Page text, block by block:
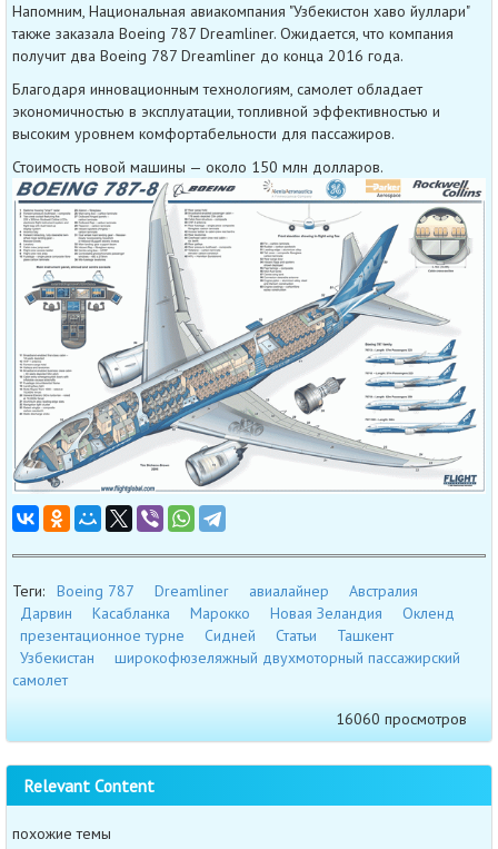
Напомним, Национальная авиакомпания "Узбекистон хаво йуллари"
также заказала Boeing 787 Dreamliner. Ожидается, что компания
получит два Boeing 787 Dreamliner до конца 2016 года.
Благодаря инновационным технологиям, самолет обладает
экономичностью в эксплуатации, топливной эффективностью и
высоким уровнем комфортабельности для пассажиров.
Стоимость новой машины — около 150 млн долларов.
Теги: Boeing 787 Dreamliner авиалайнер
Австралия
Дарвин
Касабланка Марокко Новая Зеландия
Окленд
презентационное турне
Сидней Статьи
Ташкент
Узбекистан
широкофюзеляжный двухмоторный пассажирский
самолет
16060 просмотров
Relevant Content
похожие темы